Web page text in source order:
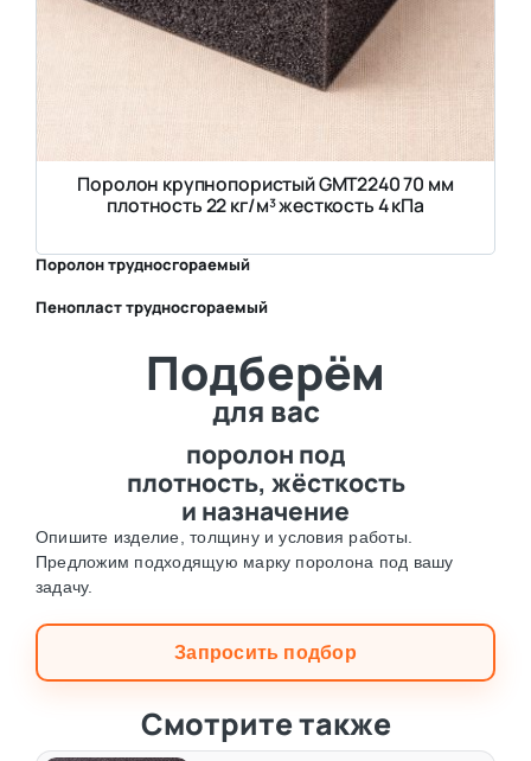
Поролон крупнопористый GMT2240 70 мм
плотность 22 кг/м³ жесткость 4 кПа
Поролон трудносгораемый
Пенопласт трудносгораемый
Подберём
для вас
поролон под
плотность, жёсткость
и назначение
Опишите изделие, толщину и условия работы.
Предложим подходящую марку поролона под вашу
задачу.
Запросить подбор
Смотрите также